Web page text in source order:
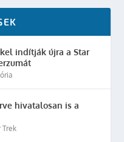
indítják újra a Star
hivatalosan is a
Trek